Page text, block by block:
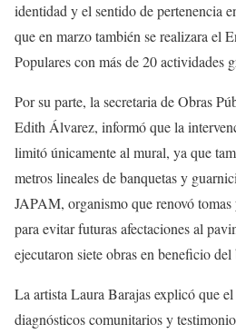
identidad y el sentido de pertenencia
que en marzo también se realizara el
Populares con más de 20 actividades
Por su parte, la secretaria de Obras
Edith Álvarez, informó que la
limitó únicamente al mural, ya que
metros lineales de banquetas y
JAPAM, organismo que renovó
para evitar futuras afectaciones al
ejecutaron siete obras en beneficio del
La artista Laura Barajas explicó que
diagnósticos comunitarios y